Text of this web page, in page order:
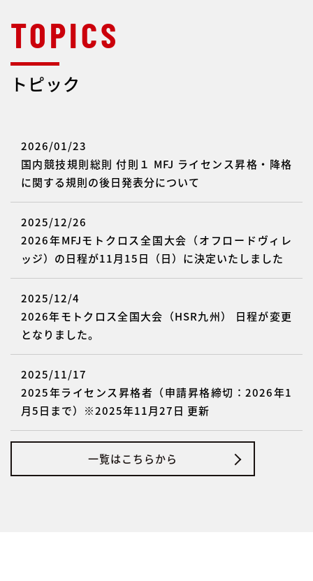
トピック
2026/01/23
国内競技規則総則 付則１ MFJ ライセンス昇格・降格
に関する規則の後日発表分について
2025/12/26
2026年MFJモトクロス全国大会（オフロードヴィレ
ッジ）の日程が11月15日（日）に決定いたしました
2025/12/4
2026年モトクロス全国大会（HSR九州） 日程が変更
となりました。
2025/11/17
2025年ライセンス昇格者（申請昇格締切：2026年1
月5日まで）※2025年11月27日 更新
一覧はこちらから